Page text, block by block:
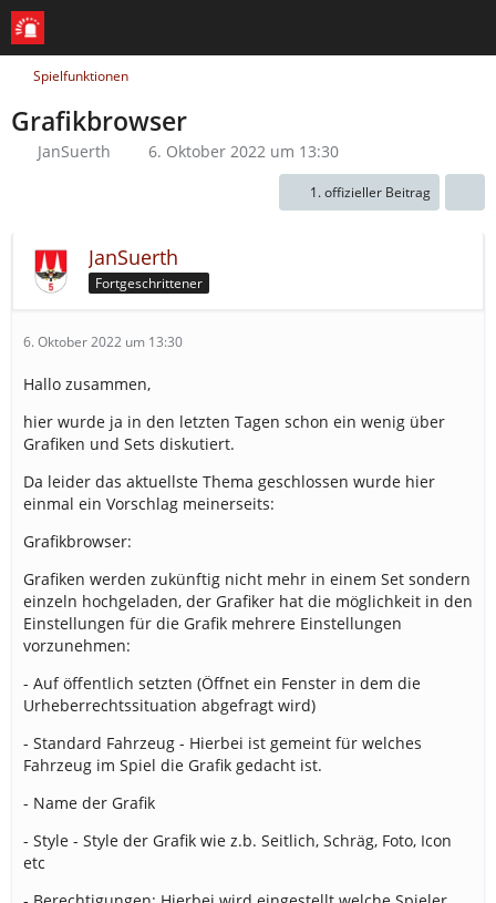
Spielfunktionen
Grafikbrowser
JanSuerth 6. Oktober 2022 um 13:30
1. offizieller Beitrag
JanSuerth
Fortgeschrittener
6. Oktober 2022 um 13:30
Hallo zusammen,
hier wurde ja in den letzten Tagen schon ein wenig über
Grafiken und Sets diskutiert.
Da leider das aktuellste Thema geschlossen wurde hier
einmal ein Vorschlag meinerseits:
Grafikbrowser:
Grafiken werden zukünftig nicht mehr in einem Set sondern
einzeln hochgeladen, der Grafiker hat die möglichkeit in den
Einstellungen für die Grafik mehrere Einstellungen
vorzunehmen:
- Auf öffentlich setzten (Öffnet ein Fenster in dem die
Urheberrechtssituation abgefragt wird)
- Standard Fahrzeug - Hierbei ist gemeint für welches
Fahrzeug im Spiel die Grafik gedacht ist.
- Name der Grafik
- Style - Style der Grafik wie z.b. Seitlich, Schräg, Foto, Icon
etc